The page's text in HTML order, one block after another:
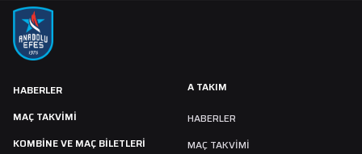
HABERLER
MAÇ TAKVIMI
KOMBİNE VE MAÇ BİLETLERİ
A TAKIM
HABERLER
MAÇ TAKVIMI